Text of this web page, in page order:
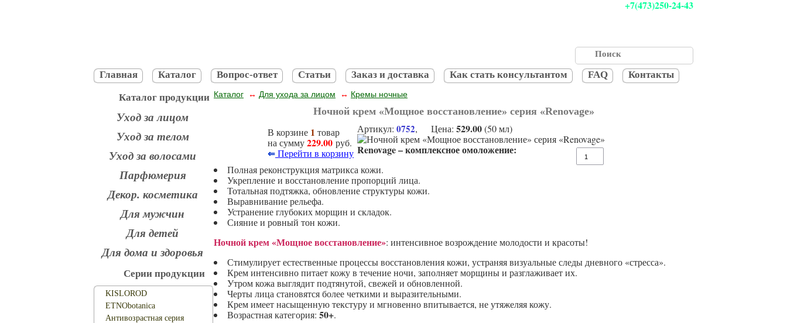
+7(473)250-24-43
Главная Каталог Вопрос-ответ Статьи Заказ и доставка Как стать консультантом FAQ Контакты
Каталог продукции
Уход за лицом
Уход за телом
Уход за волосами
Парфюмерия
Декор. косметика
Для мужчин
Для детей
Для дома и здоровья
Серии продукции
KISLOROD
ETNObotanica
Антивозрастная серия
Каталог ↔ Для ухода за лицом ↔ Кремы ночные
Ночной крем «Мощное восстановление» серия «Renovage»
В корзине 1 товар
на сумму229.00 руб.
⇐Перейти в корзину
Артикул: 0752, Цена: 529.00(50 мл)
Renovage – комплексное омоложение:
Полная реконструкция матрикса кожи.
Укрепление и восстановление пропорций лица.
Тотальная подтяжка, обновление структуры кожи.
Выравнивание рельефа.
Устранение глубоких морщин и складок.
Сияние и ровный тон кожи.
Ночной крем «Мощное восстановление»: интенсивное возрождение молодости и красоты!
Стимулирует естественные процессы восстановления кожи, устраняя визуальные следы дневного «стресса».
Крем интенсивно питает кожу в течение ночи, заполняет морщины и разглаживает их.
Утром кожа выглядит подтянутой, свежей и обновленной.
Черты лица становятся более четкими и выразительными.
Крем имеет насыщенную текстуру и мгновенно впитывается, не утяжеляя кожу.
Возрастная категория: 50+.